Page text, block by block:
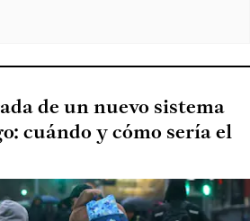
de un nuevo sistema
cuándo y cómo sería el